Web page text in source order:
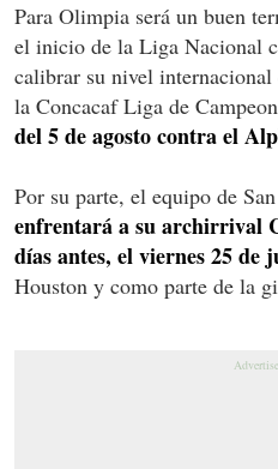
Para Olimpia será un buen
el inicio de la Liga Nacional
calibrar su nivel
la Concacaf Liga de
del 5 de agosto contra el
Por su parte, el equipo de
enfrentará a su archirrival
días antes, el viernes 25 de
Houston y como parte de la